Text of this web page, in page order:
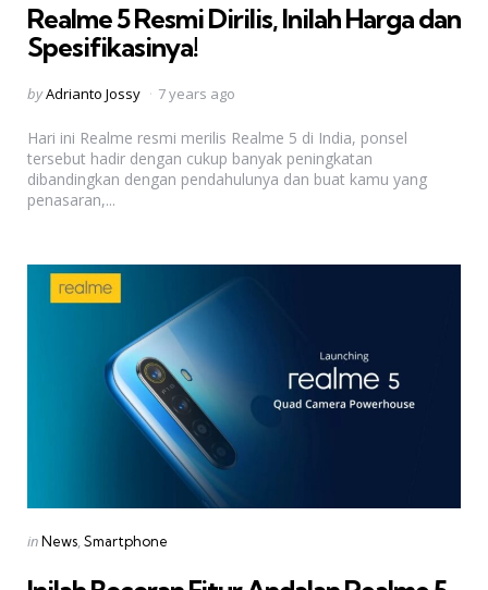
Realme 5 Resmi Dirilis, Inilah Harga dan
Spesifikasinya!
Posted
byAdrianto Jossy 7 years ago
Hari ini Realme resmi merilis Realme 5 di India, ponsel
tersebut hadir dengan cukup banyak peningkatan
dibandingkan dengan pendahulunya dan buat kamu yang
penasaran,...
Categories
Posted
inNews Smartphone